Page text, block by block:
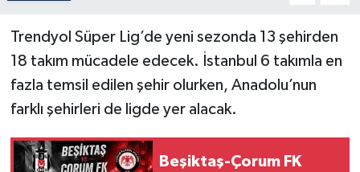
Trendyol Süper Lig’de yeni sezonda 13 şehirden
18 takım mücadele edecek. İstanbul 6 takımla en
fazla temsil edilen şehir olurken, Anadolu’nun
farklı şehirleri de ligde yer alacak.
Beşiktaş-Çorum FK